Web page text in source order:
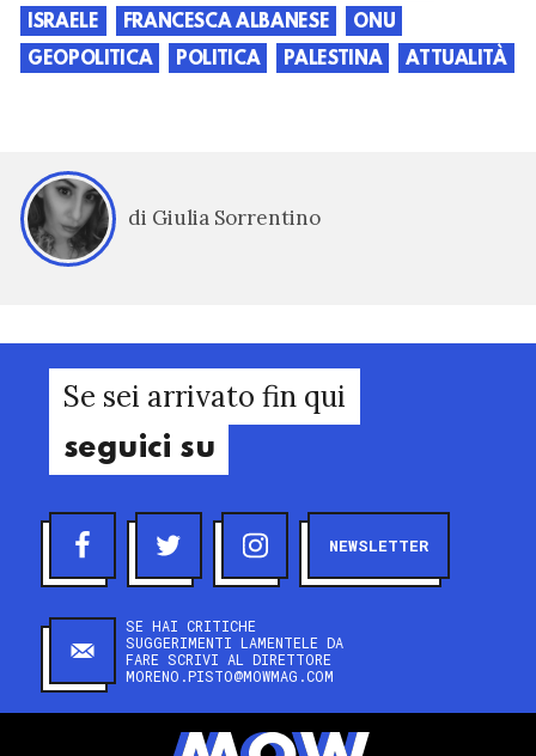
ISRAELE
FRANCESCA ALBANESE
ONU
GEOPOLITICA
POLITICA PALESTINA ATTUALITÀ
di Giulia Sorrentino
Se sei arrivato fin qui
seguici su
NEWSLETTER
SE HAI CRITICHE
SUGGERIMENTI LAMENTELE DA
FARE SCRIVI AL DIRETTORE
MORENO.PISTO@MOWMAG.COM